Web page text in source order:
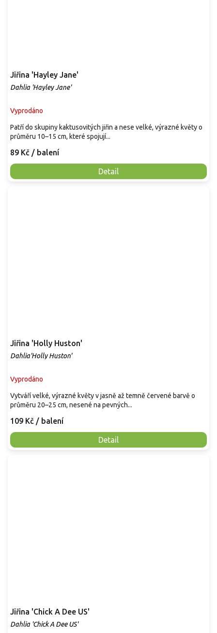
Jiřina 'Hayley Jane'
Dahlia 'Hayley Jane'
Vyprodáno
89 Kč / balení
Detail
Patří do skupiny kaktusovitých jiřin a nese velké, výrazné květy o
průměru 10–15 cm, které spojují...
Jiřina 'Holly Huston'
Dahlia'Holly Huston'
Vyprodáno
109 Kč / balení
Detail
Vytváří velké, výrazné květy v jasně až temně červené barvě o
průměru 20–25 cm, nesené na pevných...
Jiřina 'Chick A Dee US'
Dahlia 'Chick A Dee US'